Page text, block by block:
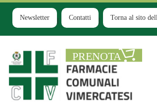
Passa
contenuto
principale
Newsletter Contatti Torna al sito
Farmacia
Comunale